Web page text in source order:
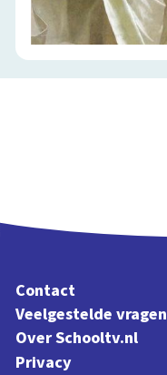
Contact
Veelgestelde vragen
Over Schooltv.nl
Privacy